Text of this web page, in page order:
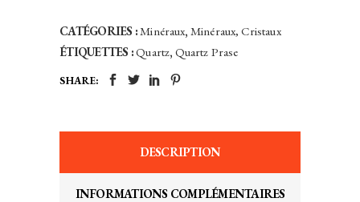
Grande
do
Brésil
CATÉGORIES :Minéraux, Minéraux, Cristaux
ÉTIQUETTES :Quartz, Quartz Prase
SHARE:
DESCRIPTION
INFORMATIONS COMPLÉMENTAIRES